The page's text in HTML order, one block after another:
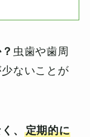
虫歯や歯周
ないことが
、 定期的に